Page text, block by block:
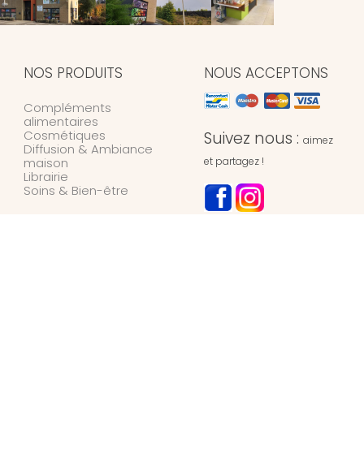
NOS PRODUITS
Compléments
alimentaires
Cosmétiques
Diffusion & Ambiance
maison
Librairie
Soins & Bien-être
NOUS ACCEPTONS
Suivez nous : aimez
et partagez !